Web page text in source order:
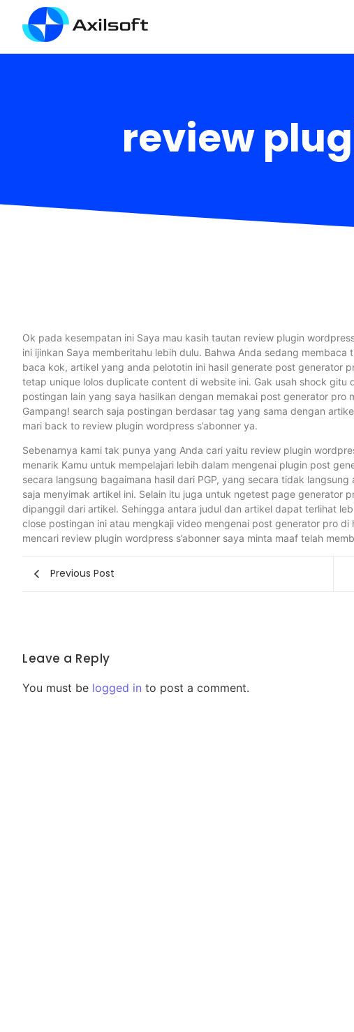
review
Ok pada kesempatan ini Saya mau kasih tautan review plugin
ini ijinkan Saya memberitahu lebih dulu. Bahwa Anda sedang
baca kok, artikel yang anda pelototin ini hasil generate post generator
tetap unique lolos duplicate content di website ini. Gak usah shock
postingan lain yang saya hasilkan dengan memakai post generator pro
Gampang! search saja postingan berdasar tag yang sama dengan
mari back to review plugin wordpress s’abonner ya.
Sebenarnya kami tak punya yang Anda cari yaitu review plugin
menarik Kamu untuk mempelajari lebih dalam mengenai plugin post
secara langsung bagaimana hasil dari PGP, yang secara tidak
saja menyimak artikel ini. Selain itu juga untuk ngetest page generator
dipanggil dari artikel. Sehingga antara judul dan artikel dapat terlihat
close postingan ini atau mengkaji video mengenai post generator pro
mencari review plugin wordpress s’abonner saya minta maaf telah
Previous Post
Leave a Reply
You must be logged in to post a comment.